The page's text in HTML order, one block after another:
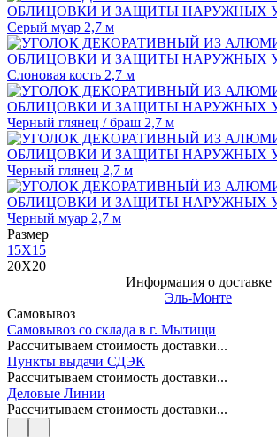
Размер
15Х15
20Х20
Информация о доставке
Эль-Монте
Самовывоз
Самовывоз со склада в г. Мытищи
Рассчитываем стоимость доставки...
Пункты выдачи СДЭК
Рассчитываем стоимость доставки...
Деловые Линии
Рассчитываем стоимость доставки...